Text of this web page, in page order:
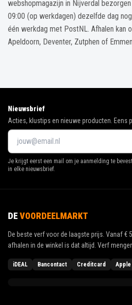
webshopmagazijn in Nijverdal
09:00 (op werkdagen) dezelfde dag
één werkdag met PostNL. Afhalen kan
Apeldoorn, Deventer, Zutphen of Emmen.
Nieuwsbrief
Acties, klustips en nieuwe producten. Eens
Je krijgt eerst een mail om je aanmelding te
in elke nieuwsbrief.
DEVOORDEELMARKT
De beste verf voor de laagste prijs. Vanaf€
afhalen in de winkel is dat altijd. Verf
iDEAL Bancontact Creditcard Apple